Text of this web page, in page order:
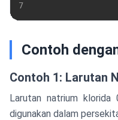
7
Contoh
Contoh 1: Larutan
Larutan natrium klorida
digunakan dalam